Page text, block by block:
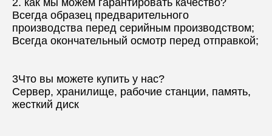
2. как мы можем гарантировать качество?
Всегда образец предварительного
производства перед серийным производством;
Всегда окончательный осмотр перед отправкой;
3Что вы можете купить у нас?
Сервер, хранилище, рабочие станции, память,
жесткий диск